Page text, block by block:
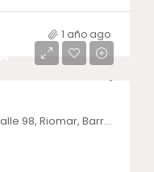
1 año ago
PRODESA MALLORQUIN ORIZZO, Calle 98, Riomar, Barranquilla, Atlántico, Colombia